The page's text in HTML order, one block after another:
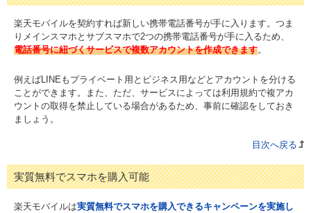
楽天モバイルを契約すれば新しい携帯電話番号が手に入ります。つま
りメインスマホとサブスマホで2つの携帯電話番号が手に入るため、
電話番号に紐づくサービスで複数アカウントを作成できます。
例えばLINEもプライベート用とビジネス用などとアカウントを分ける
ことができます。また、ただ、サービスによっては利用規約で複アカ
ウントの取得を禁止している場合があるため、事前に確認をしておき
ましょう。
目次へ戻る
実質無料でスマホを購入可能
楽天モバイルは実質無料でスマホを購入できるキャンペーンを実施し